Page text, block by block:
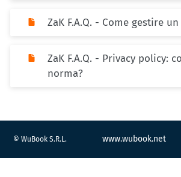
ZaK F.A.Q. - Come gestire
ZaK F.A.Q. - Privacy policy:
norma?
© WuBook S.R.L. www.wubook.net